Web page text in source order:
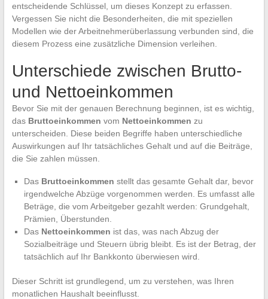
entscheidende Schlüssel, um dieses Konzept zu erfassen.
Vergessen Sie nicht die Besonderheiten, die mit speziellen
Modellen wie der Arbeitnehmerüberlassung verbunden sind, die
diesem Prozess eine zusätzliche Dimension verleihen.
Unterschiede zwischen Brutto-
und Nettoeinkommen
Bevor Sie mit der genauen Berechnung beginnen, ist es wichtig,
das Bruttoeinkommen vom Nettoeinkommen zu
unterscheiden. Diese beiden Begriffe haben unterschiedliche
Auswirkungen auf Ihr tatsächliches Gehalt und auf die Beiträge,
die Sie zahlen müssen.
Das Bruttoeinkommen stellt das gesamte Gehalt dar, bevor
irgendwelche Abzüge vorgenommen werden. Es umfasst alle
Beträge, die vom Arbeitgeber gezahlt werden: Grundgehalt,
Prämien, Überstunden.
Das Nettoeinkommen ist das, was nach Abzug der
Sozialbeiträge und Steuern übrig bleibt. Es ist der Betrag, der
tatsächlich auf Ihr Bankkonto überwiesen wird.
Dieser Schritt ist grundlegend, um zu verstehen, was Ihren
monatlichen Haushalt beeinflusst.